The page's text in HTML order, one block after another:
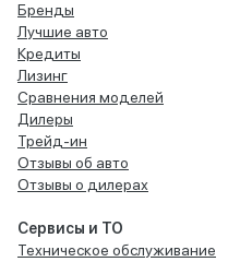
Бренды
Лучшие авто
Кредиты
Лизинг
Сравнения моделей
Дилеры
Трейд-ин
Отзывы об авто
Отзывы о дилерах
Сервисы и ТО
Техническое обслуживание